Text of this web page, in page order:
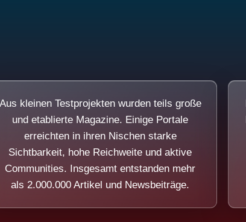
Aus kleinen Testprojekten wurden teils große
und etablierte Magazine. Einige Portale
erreichten in ihren Nischen starke
Sichtbarkeit, hohe Reichweite und aktive
Communities. Insgesamt entstanden mehr
als 2.000.000 Artikel und Newsbeiträge.